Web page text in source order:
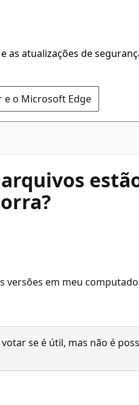
as atualizações de
e o Microsoft Edge
versões em meu
se é útil, mas não é